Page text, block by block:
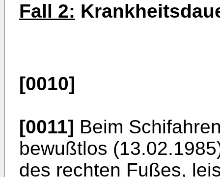
Fall 2:
[0010]
[0011] Beim
bewußtlos
des rechten Fußes,